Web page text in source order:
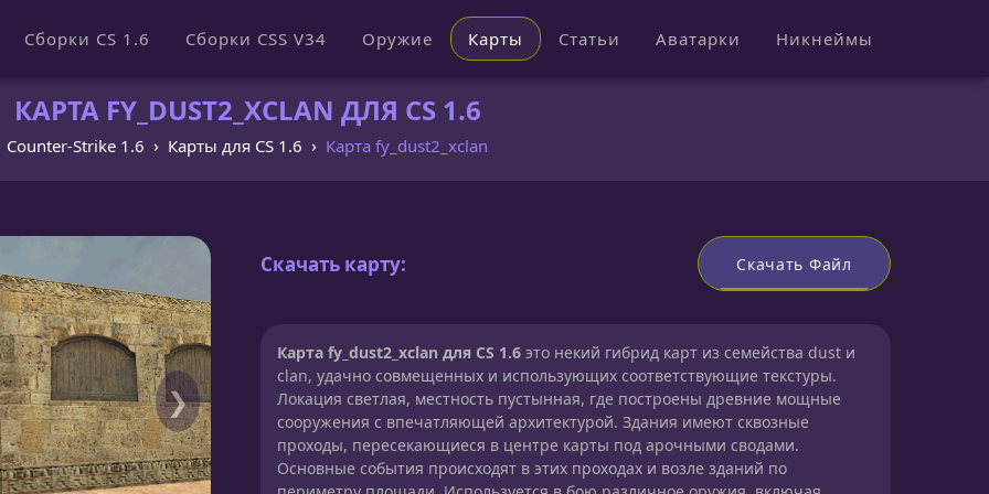
Сборки CS 1.6 Сборки CSS V34 Оружие Карты Статьи Аватарки Никнеймы
КАРТА FY_DUST2_XCLAN ДЛЯ CS 1.6
Counter-Strike 1.6 Карты для CS 1.6 Карта fy_dust2_xclan
❯
Скачать карту: Скачать Файл
Карта fy_dust2_xclan для CS 1.6 это некий гибрид карт из семейства dust и
clan, удачно совмещенных и использующих соответствующие текстуры.
Локация светлая, местность пустынная, где построены древние мощные
сооружения с впечатляющей архитектурой. Здания имеют сквозные
проходы, пересекающиеся в центре карты под арочными сводами.
Основные события происходят в этих проходах и возле зданий по